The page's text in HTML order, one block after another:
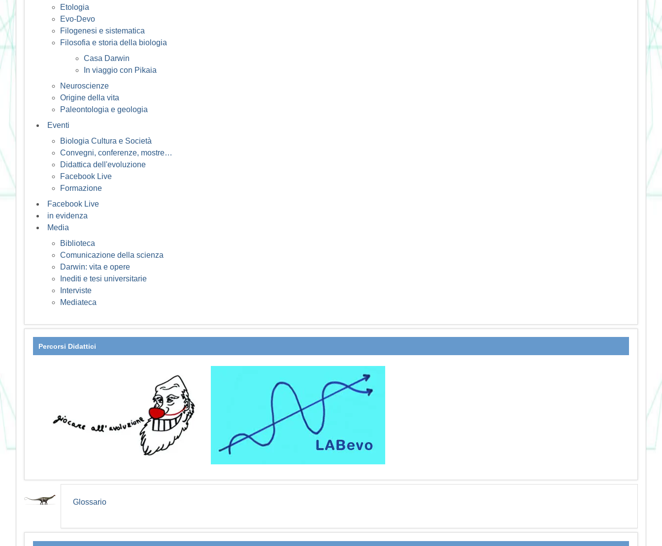
Etologia
Evo-Devo
Filogenesi e sistematica
Filosofia e storia della biologia
Casa Darwin
In viaggio con Pikaia
Neuroscienze
Origine della vita
Paleontologia e geologia
Eventi
Biologia Cultura e Società
Convegni, conferenze, mostre…
Didattica dell'evoluzione
Facebook Live
Formazione
Facebook Live
in evidenza
Media
Biblioteca
Comunicazione della scienza
Darwin: vita e opere
Inediti e tesi universitarie
Interviste
Mediateca
Percorsi Didattici
Glossario